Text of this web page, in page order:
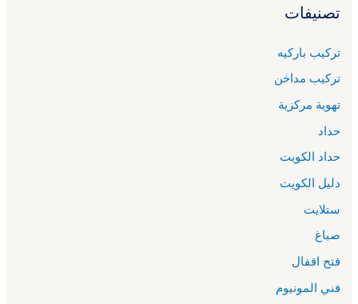
تصنيفات
تركيب باركيه
تركيب مداخن
تهوية مركزية
حداد
حداد الكويت
دليل الكويت
ستلايت
صباغ
فتح اقفال
فني المونيوم